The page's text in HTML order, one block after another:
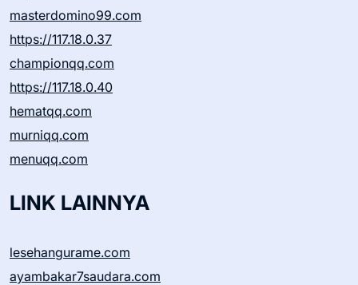
masterdomino99.com
https://117.18.0.37
championqq.com
https://117.18.0.40
hematqq.com
murniqq.com
menuqq.com
LINK LAINNYA
lesehangurame.com
ayambakar7saudara.com